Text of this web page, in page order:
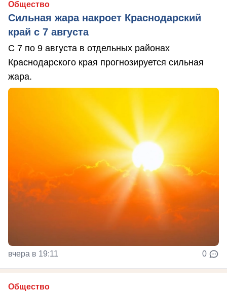
Общество
Сильная жара накроет Краснодарский
край с 7 августа
С 7 по 9 августа в отдельных районах
Краснодарского края прогнозируется сильная
жара.
вчера в 19:11 0
Общество